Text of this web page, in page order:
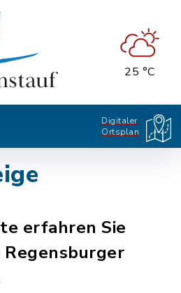
25 °C
Digitaler
Ortsplan
erfahren Sie